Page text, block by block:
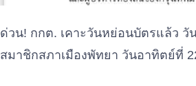
ด่วน! กกต. เคาะวันหย่อนบัตรแล้ว วั
สมาชิกสภาเมืองพัทยา วันอาทิตย์ที่